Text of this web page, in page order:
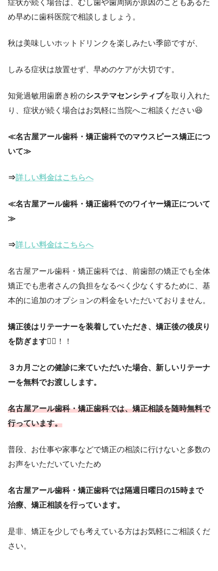
症状が続く場合は、むし歯や歯周病が原因のこともあるた
め早めに歯科医院で相談しましょう。
秋は美味しいホットドリンクを楽しみたい季節ですが、
しみる症状は放置せず、早めのケアが大切です。
知覚過敏用歯磨き粉のシステマセンシティブを取り入れた
り、症状が続く場合はお気軽に当院へご相談ください😆
≪名古屋アール歯科・矯正歯科でのマウスピース矯正につ
いて≫
⇒詳しい料金はこちらへ
≪名古屋アール歯科・矯正歯科でのワイヤー矯正について
≫
⇒詳しい料金はこちらへ
名古屋アール歯科・矯正歯科では、前歯部の矯正でも全体
矯正でも患者さんの負担をなるべく少なくするために、基
本的に追加のオプションの料金をいただいておりません。
矯正後はリテーナーを装着していただき、矯正後の後戻り
を防ぎます😶‍🌫️！！
３カ月ごとの健診に来ていただいた場合、新しいリテーナ
ーを無料でお渡しします。
名古屋アール歯科・矯正歯科では、矯正相談を随時無料で
行っています。
普段、お仕事や家事などで矯正の相談に行けないと多数の
お声をいただいていたため
名古屋アール歯科・矯正歯科では隔週日曜日の15時まで
治療、矯正相談を行っています。
是非、矯正を少しでも考えている方はお気軽にご相談くだ
さい。